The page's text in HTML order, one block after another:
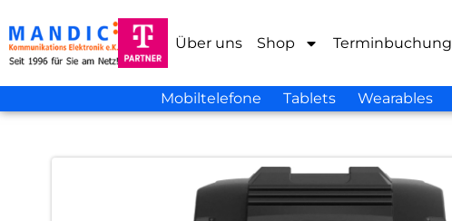
Über uns Shop Terminbuchung
Mobiltelefone Tablets Wearables